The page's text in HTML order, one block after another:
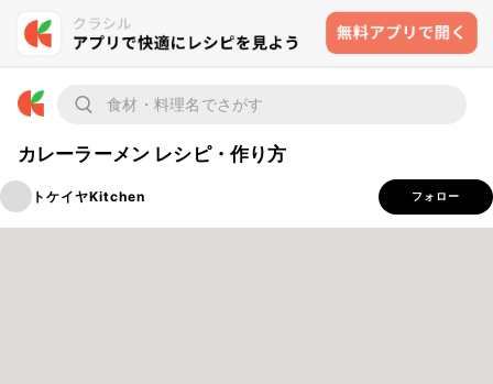
カレーラーメン レシピ・作り方
トケイヤKitchen フォロー